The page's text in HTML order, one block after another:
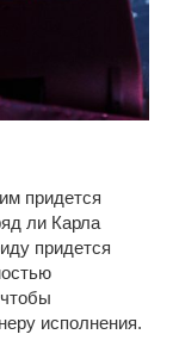
придется
ли Карла
придется
исполнения.